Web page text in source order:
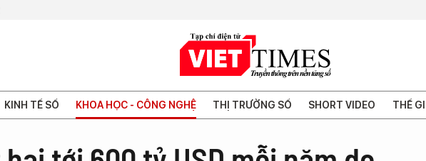
KINH TẾ SỐ KHOA HỌC - CÔNG NGHỆ THỊ TRƯỜNG SỐ SHORT VIDEO THẾ